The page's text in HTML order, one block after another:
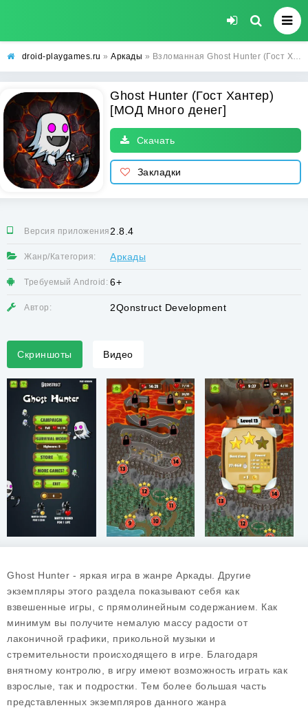
droid-playgames.ru » Аркады » Взломанная Ghost Hunter (Гост Хантер) [МОД Много денег] - стабильная версия apk на Андроид
Ghost Hunter (Гост Хантер)
[МОД Много денег]
Скачать
Закладки
Версия приложения:2.8.4
Жанр/Категория: Аркады
Требуемый Android: 6+
Автор: 2Qonstruct Development
Скриншоты Видео
Ghost Hunter - яркая игра в жанре Аркады. Другие
экземпляры этого раздела показывают себя как
взвешенные игры, с прямолинейным содержанием. Как
минимум вы получите немалую массу радости от
лаконичной графики, прикольной музыки и
стремительности происходящего в игре. Благодаря
внятному контролю, в игру имеют возможность играть как
взрослые, так и подростки. Тем более большая часть
представленных экземпляров данного жанра